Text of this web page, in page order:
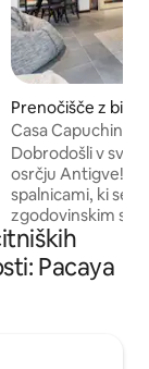
4,98 od 5, št.
Prenočišče z
orom v mestu
emala
Casa Capuchinas
Dobrodošli v
osrčju Antigve! Ta
spalnicami, ki se
zgodovinskim
Capuchinas,
z bogato
prostor je idealen
Pacaya